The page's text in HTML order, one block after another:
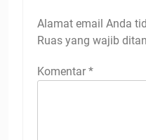
Alamat email Anda
Ruas yang wajib
Komentar *